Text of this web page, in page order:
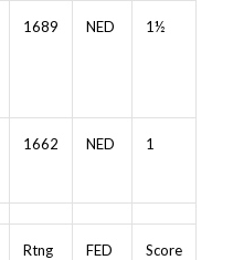
1689 NED 1½
1662 NED 1
Rtng FED Score